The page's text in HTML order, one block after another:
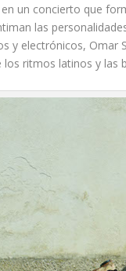
un concierto que
las
y electrónicos, Omar
ritmos latinos y las